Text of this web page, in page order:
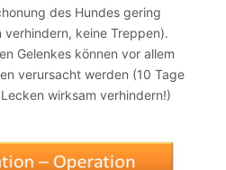
des Hundes gering
keine Treppen).
Gelenkes können vor allem
verursacht werden (10 Tage
wirksam verhindern!)